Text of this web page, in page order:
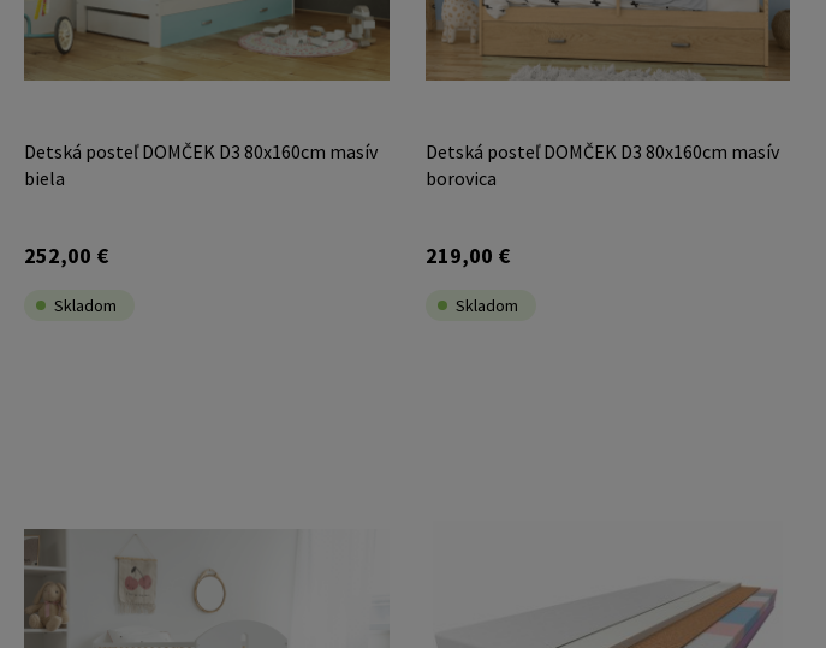
Detská posteľ DOMČEK D3 80x160cm masív
biela
252,00 €
Skladom
Detská posteľ DOMČEK D3 80x160cm masív
borovica
219,00 €
Skladom